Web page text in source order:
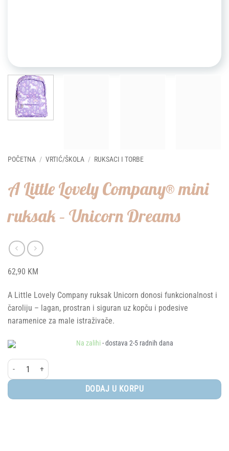
POČETNA / VRTIĆ/ŠKOLA / RUKSACI I TORBE
A Little Lovely Company® mini
ruksak – Unicorn Dreams
62,90 KM
A Little Lovely Company ruksak Unicorn donosi funkcionalnost i
čaroliju – lagan, prostran i siguran uz kopču i podesive
naramenice za male istraživače.
Na zalihi - dostava 2-5 radnih dana
A Little Lovely Company® mini ruksak - Unicorn Dreams količina
DODAJ U KORPU